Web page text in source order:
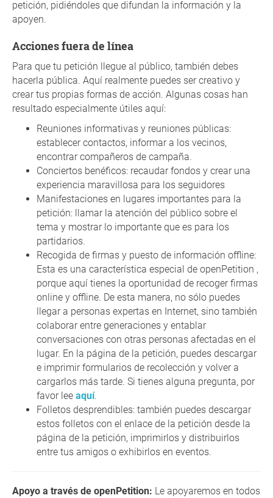
petición, pidiéndoles que difundan la información y la
apoyen.
Acciones fuera de línea
Para que tu petición llegue al público, también debes
hacerla pública. Aquí realmente puedes ser creativo y
crear tus propias formas de acción. Algunas cosas han
resultado especialmente útiles aquí:
Reuniones informativas y reuniones públicas:
establecer contactos, informar a los vecinos,
encontrar compañeros de campaña.
Conciertos benéficos: recaudar fondos y crear una
experiencia maravillosa para los seguidores
Manifestaciones en lugares importantes para la
petición: llamar la atención del público sobre el
tema y mostrar lo importante que es para los
partidarios.
Recogida de firmas y puesto de información offline:
Esta es una característica especial de openPetition ,
porque aquí tienes la oportunidad de recoger firmas
online y offline. De esta manera, no sólo puedes
llegar a personas expertas en Internet, sino también
colaborar entre generaciones y entablar
conversaciones con otras personas afectadas en el
lugar. En la página de la petición, puedes descargar
e imprimir formularios de recolección y volver a
cargarlos más tarde. Si tienes alguna pregunta, por
favor lee aquí.
Folletos desprendibles: también puedes descargar
estos folletos con el enlace de la petición desde la
página de la petición, imprimirlos y distribuirlos
entre tus amigos o exhibirlos en eventos.
Apoyo a través de openPetition: Le apoyaremos en todos